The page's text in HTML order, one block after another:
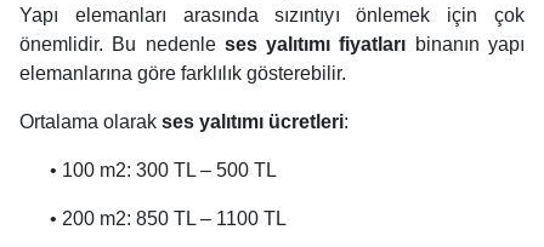
Yapı elemanları arasında sızıntıyı önlemek için çok
önemlidir. Bu nedenle ses yalıtımı fiyatları binanın yapı
elemanlarına göre farklılık gösterebilir.
Ortalama olarak ses yalıtımı ücretleri:
• 100 m2: 300 TL – 500 TL
• 200 m2: 850 TL – 1100 TL